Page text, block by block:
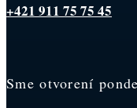
+421 911 75 75 45
Sme otvorení